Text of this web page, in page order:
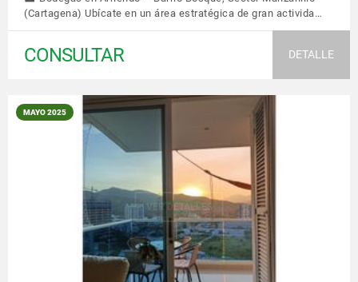
(Cartagena) Ubícate en un área estratégica de gran activida…
CONSULTAR DETALLE
MAYO 2025
VER DETALLES